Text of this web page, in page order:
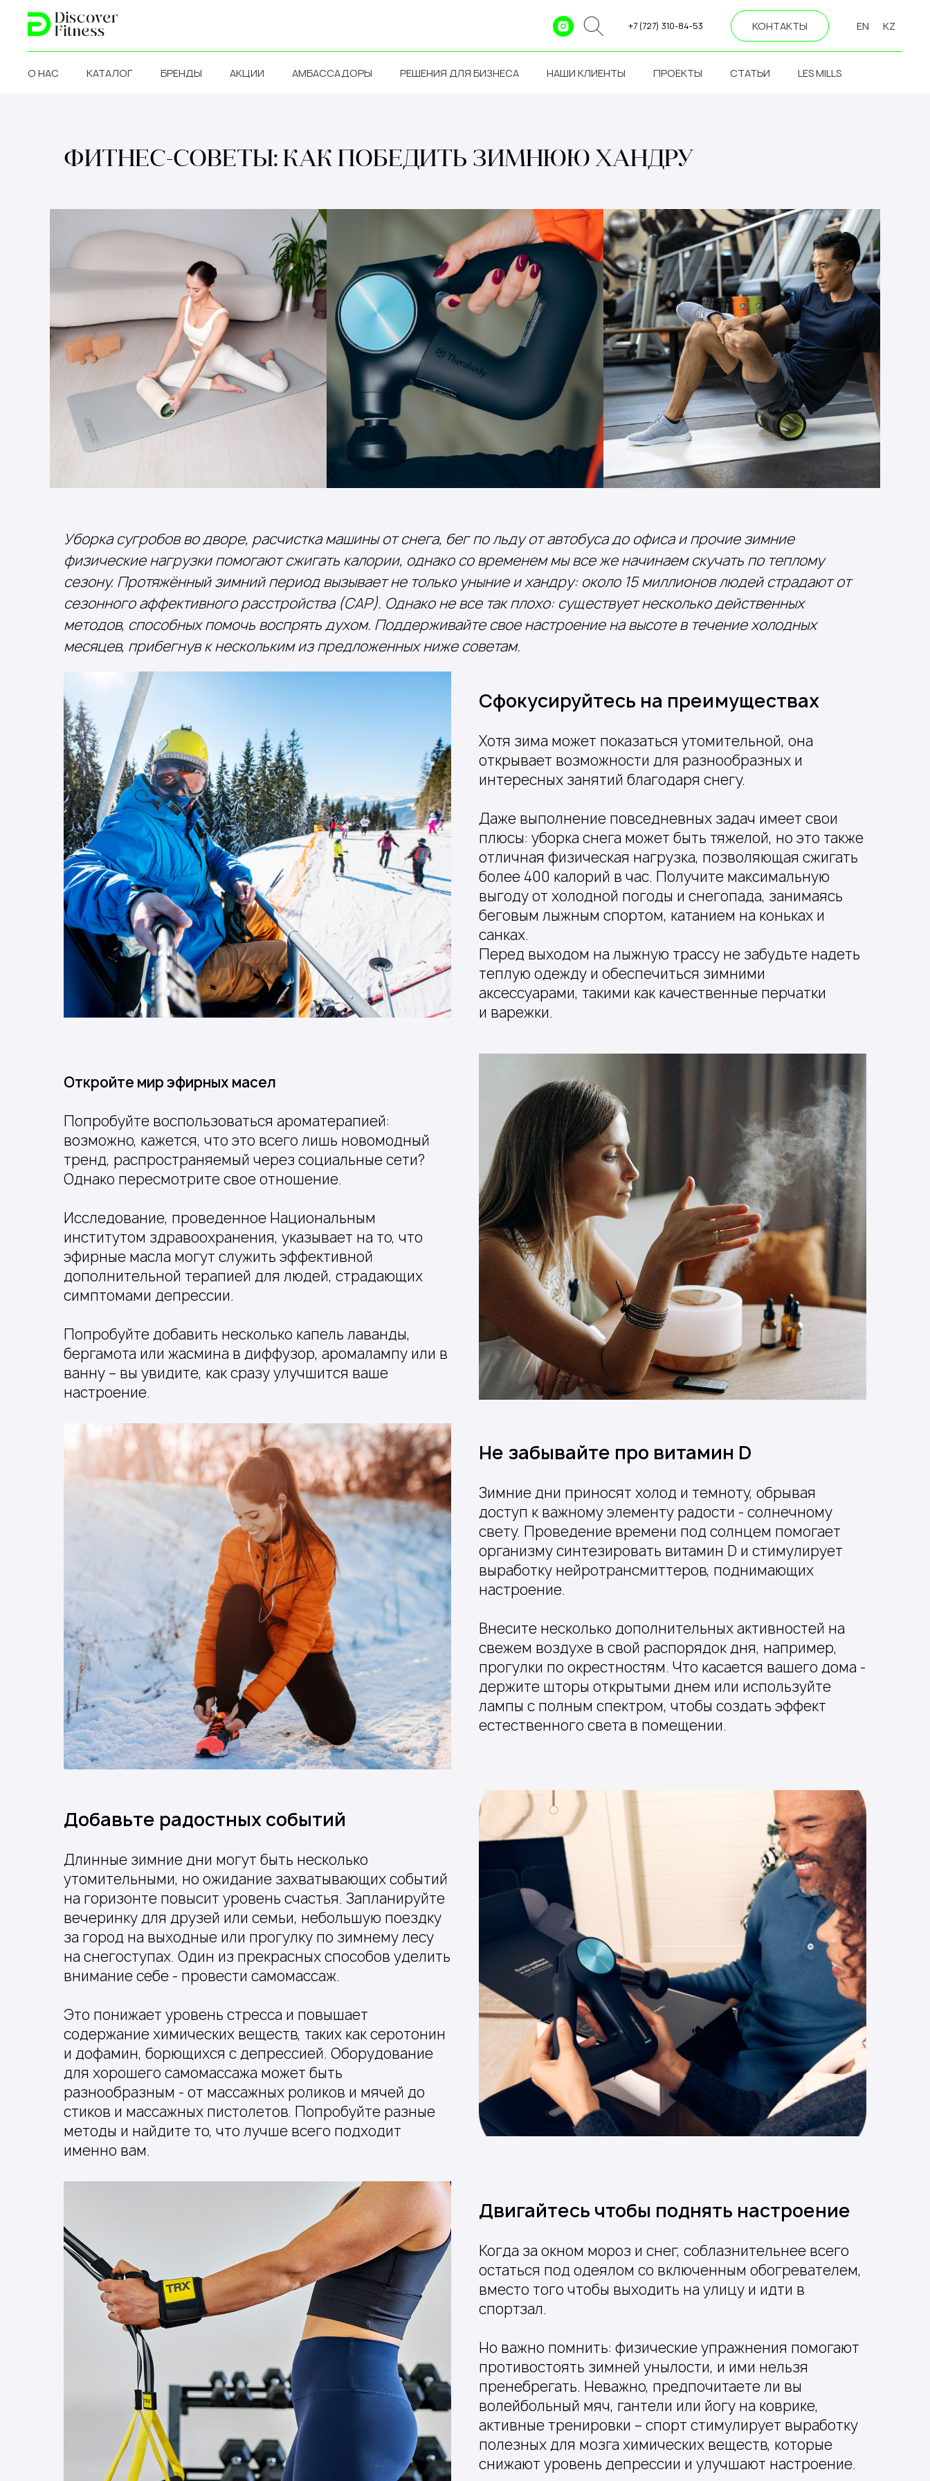
+7 (727) 310-84-53 КОНТАКТЫ EN KZ
О НАС КАТАЛОГ БРЕНДЫ АКЦИИ АМБАССАДОРЫ РЕШЕНИЯ ДЛЯ БИЗНЕСА НАШИ КЛИЕНТЫ ПРОЕКТЫ СТАТЬИ LES MILLS
ФИТНЕС-СОВЕТЫ: КАК ПОБЕДИТЬ ЗИМНЮЮ ХАНДРУ
Уборка сугробов во дворе, расчистка машины от снега, бег по льду от автобуса до офиса и прочие зимние
физические нагрузки помогают сжигать калории, однако со временем мы все же начинаем скучать по теплому
сезону. Протяжённый зимний период вызывает не только уныние и хандру: около 15 миллионов людей страдают от
сезонного аффективного расстройства (САР). Однако не все так плохо: существует несколько действенных
методов, способных помочь воспрять духом. Поддерживайте свое настроение на высоте в течение холодных
месяцев, прибегнув к нескольким из предложенных ниже советам.
Сфокусируйтесь на преимуществах
Хотя зима может показаться утомительной, она
открывает возможности для разнообразных и
интересных занятий благодаря снегу.
Даже выполнение повседневных задач имеет свои
плюсы: уборка снега может быть тяжелой, но это также
отличная физическая нагрузка, позволяющая сжигать
более 400 калорий в час. Получите максимальную
выгоду от холодной погоды и снегопада, занимаясь
беговым лыжным спортом, катанием на коньках и
санках.
Перед выходом на лыжную трассу не забудьте надеть
теплую одежду и обеспечиться зимними
аксессуарами, такими как качественные перчатки
и варежки.
Откройте мир эфирных масел
Попробуйте воспользоваться ароматерапией:
возможно, кажется, что это всего лишь новомодный
тренд, распространяемый через социальные сети?
Однако пересмотрите свое отношение.
Исследование, проведенное Национальным
институтом здравоохранения, указывает на то, что
эфирные масла могут служить эффективной
дополнительной терапией для людей, страдающих
симптомами депрессии.
Попробуйте добавить несколько капель лаванды,
бергамота или жасмина в диффузор, аромалампу или в
ванну – вы увидите, как сразу улучшится ваше
настроение.
Не забывайте про витамин D
Зимние дни приносят холод и темноту, обрывая
доступ к важному элементу радости - солнечному
свету. Проведение времени под солнцем помогает
организму синтезировать витамин D и стимулирует
выработку нейротрансмиттеров, поднимающих
настроение.
Внесите несколько дополнительных активностей на
свежем воздухе в свой распорядок дня, например,
прогулки по окрестностям. Что касается вашего дома -
держите шторы открытыми днем или используйте
лампы с полным спектром, чтобы создать эффект
естественного света в помещении.
Добавьте радостных событий
Длинные зимние дни могут быть несколько
утомительными, но ожидание захватывающих событий
на горизонте повысит уровень счастья. Запланируйте
вечеринку для друзей или семьи, небольшую поездку
за город на выходные или прогулку по зимнему лесу
на снегоступах. Один из прекрасных способов уделить
внимание себе - провести самомассаж.
Это понижает уровень стресса и повышает
содержание химических веществ, таких как серотонин
и дофамин, борющихся с депрессией. Оборудование
для хорошего самомассажа может быть
разнообразным - от массажных роликов и мячей до
стиков и массажных пистолетов. Попробуйте разные
методы и найдите то, что лучше всего подходит
именно вам.
Двигайтесь чтобы поднять настроение
Когда за окном мороз и снег, соблазнительнее всего
остаться под одеялом со включенным обогревателем,
вместо того чтобы выходить на улицу и идти в
спортзал.
Но важно помнить: физические упражнения помогают
противостоять зимней унылости, и ими нельзя
пренебрегать. Неважно, предпочитаете ли вы
волейбольный мяч, гантели или йогу на коврике,
активные тренировки – спорт стимулирует выработку
полезных для мозга химических веществ, которые
снижают уровень депрессии и улучшают настроение.